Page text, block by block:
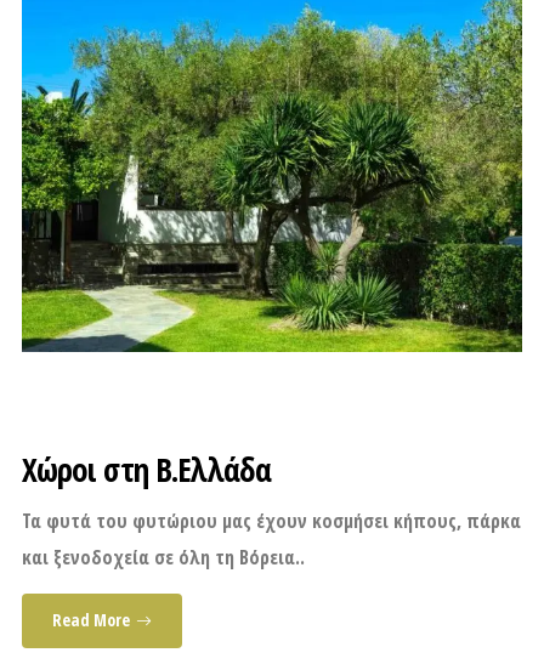
Χώροι στη Β.Ελλάδα
Τα φυτά του φυτώριου μας έχουν κοσμήσει κήπους, πάρκα
και ξενοδοχεία σε όλη τη Βόρεια..
Read More